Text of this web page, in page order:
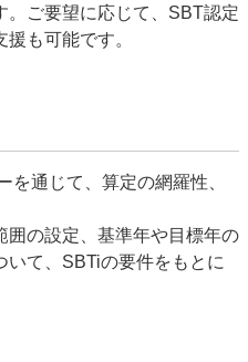
ご要望に応じて、 SBT認定
も可能です。
を通じて、算定の網羅性、
囲の設定、基準年や目標年の
て、 SBTiの要件をもとに